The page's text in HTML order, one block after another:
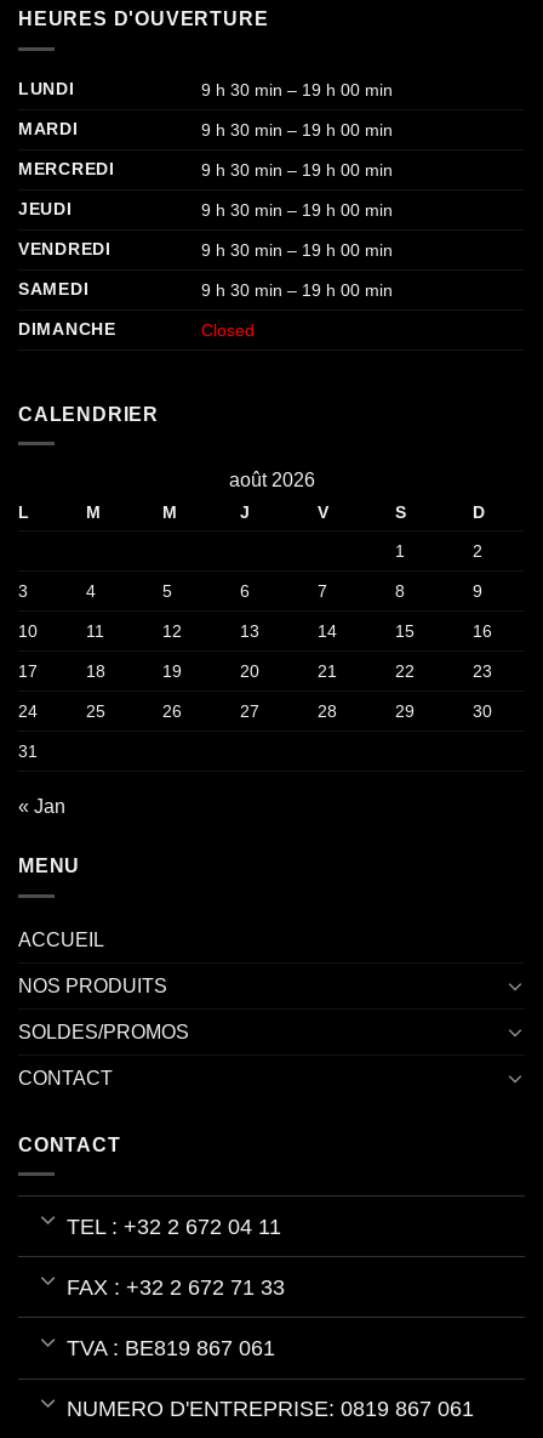
HEURES D'OUVERTURE
LUNDI
9 h 30 min – 19 h 00 min
MARDI
9 h 30 min – 19 h 00 min
MERCREDI
9 h 30 min – 19 h 00 min
JEUDI
9 h 30 min – 19 h 00 min
VENDREDI
9 h 30 min – 19 h 00 min
SAMEDI
9 h 30 min – 19 h 00 min
DIMANCHE
Closed
CALENDRIER
août 2026
L M M J V S
D
1
2
3 4 5 6 7 8 9
10 11 12 13 14 15 16
17 18 19 20 21 22 23
24 25 26 27 28 29 30
31
« Jan
MENU
ACCUEIL
NOS PRODUITS
SOLDES/PROMOS
CONTACT
CONTACT
TEL : +32 2 672 04 11
FAX : +32 2 672 71 33
TVA : BE819 867 061
NUMERO D'ENTREPRISE: 0819 867 061